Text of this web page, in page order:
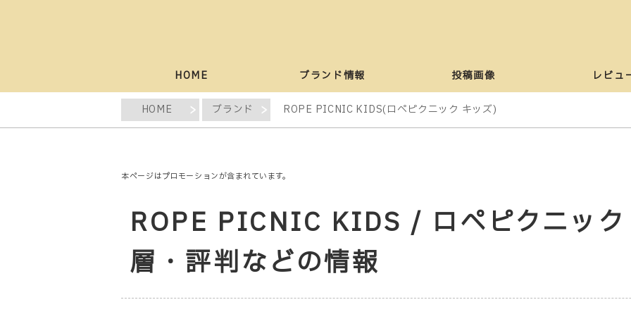
HOME ブランド情報 投稿画像 レビ
HOME ブランド ROPE PICNIC KIDS(ロペピクニック キッズ)
本ページはプロモーションが含まれています。
ROPE PICNIC KIDS / ロペピクニッ
層・評判などの情報